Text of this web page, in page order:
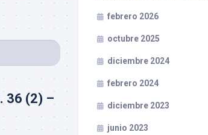
36 (2) –
febrero 2026
octubre 2025
diciembre 2024
febrero 2024
diciembre 2023
junio 2023